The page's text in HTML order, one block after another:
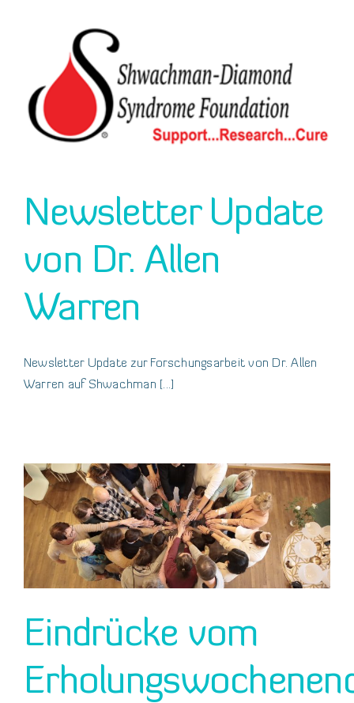
Newsletter Update
von Dr. Allen
Warren
Newsletter Update zur Forschungsarbeit von Dr. Allen
Warren auf Shwachman [...]
Eindrücke vom